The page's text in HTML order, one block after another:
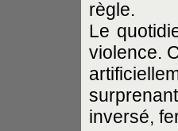
règle.
Le
violence.
inversé,